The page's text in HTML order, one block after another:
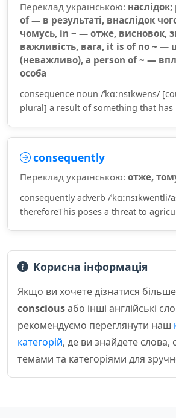
Переклад українською: наслідок;
of — в результаті, внаслідок
чомусь, in ~ — отже, висновок,
важливість, вага, it is of no ~ —
(неважливо), a person of ~ —
особа
consequence noun /ˈkɑːnsɪkwens/
plural] a result of something that has
consequently
Переклад українською: отже,
consequently adverb /ˈkɑːnsɪkwentli/
thereforeThis poses a threat to
Корисна інформація
Якщо ви хочете дізнатися
consciousабо інші англійські
рекомендуємо переглянути наш
категорій, де ви знайдете слова,
темами та категоріями для